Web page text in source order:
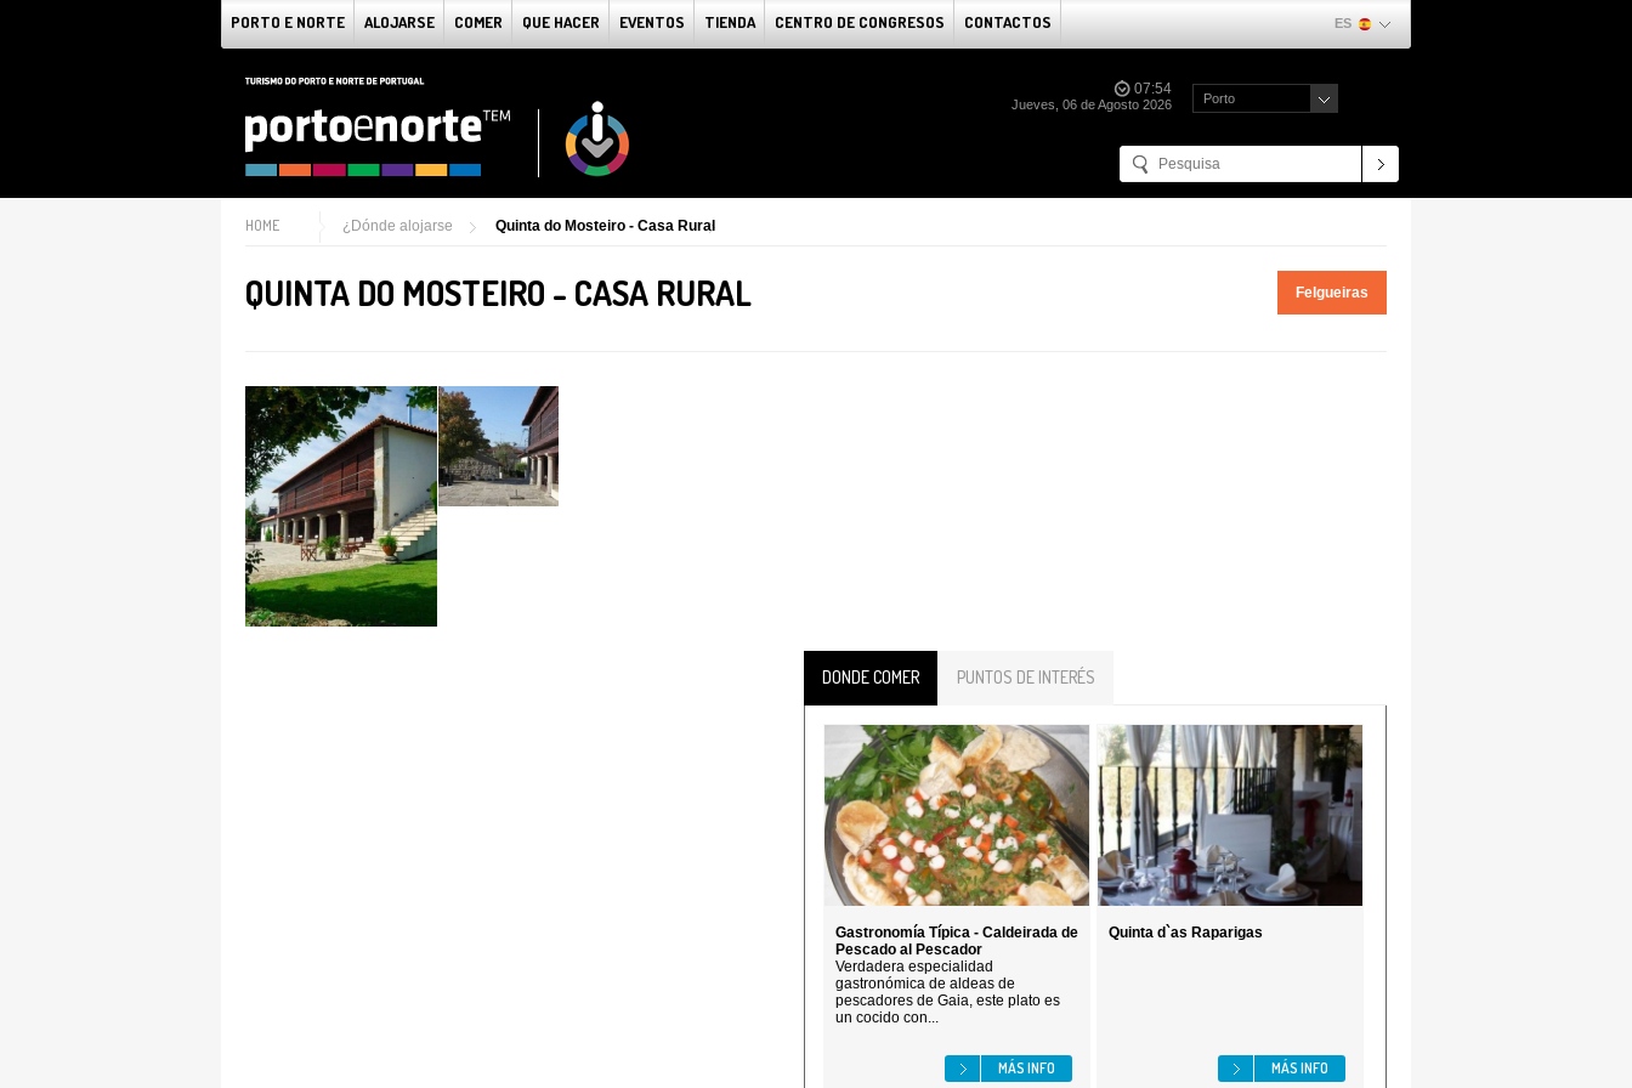
PORTO E NORTE ALOJARSE COMER QUE HACER EVENTOS TIENDA CENTRO DE CONGRESOS CONTACTOS ES
07:54
Jueves, 06 de Agosto 2026 Porto
HOME ¿Dónde alojarse Quinta do Mosteiro - Casa Rural
QUINTA DO MOSTEIRO - CASA RURAL Felgueiras
DONDE COMER PUNTOS DE INTERÉS
Gastronomía Típica - Caldeirada de
Pescado al Pescador
Verdadera especialidad
gastronómica de aldeas de
pescadores de Gaia, este plato es
un cocido con...
MÁS INFO
Quinta d`as Raparigas
MÁS INFO